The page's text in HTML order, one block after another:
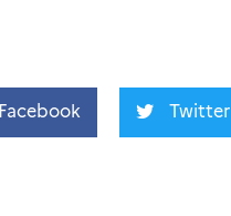
Facebook Twitter